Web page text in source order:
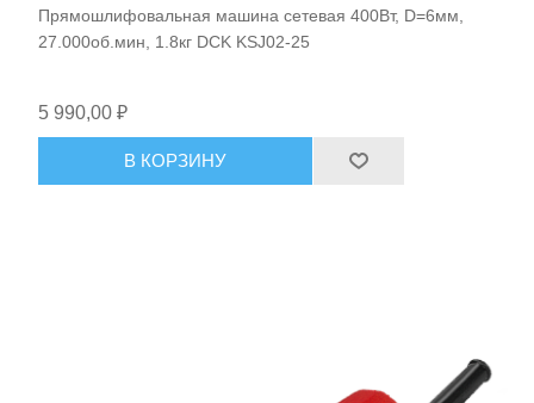
Прямошлифовальная машина сетевая 400Вт, D=6мм,
27.000об.мин, 1.8кг DCK KSJ02-25
5 990,00 ₽
В КОРЗИНУ